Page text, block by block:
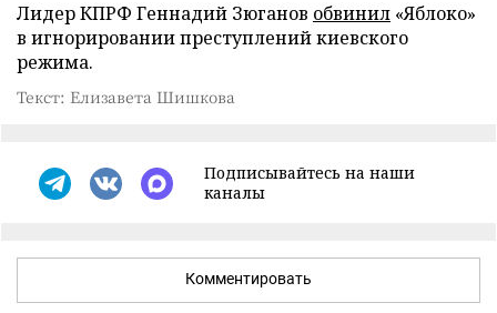
Лидер КПРФ Геннадий Зюганов обвинил «Яблоко»
в игнорировании преступлений киевского
режима.
Текст: Елизавета Шишкова
Подписывайтесь на наши
каналы
Комментировать